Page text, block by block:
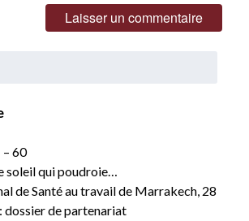
60
soleil qui poudroie…
de Santé au travail de Marrakech, 28
dossier de partenariat